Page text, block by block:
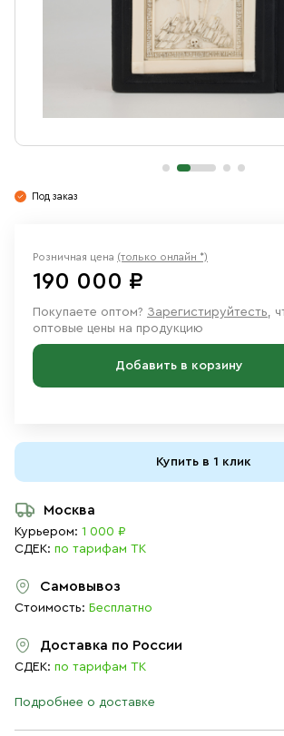
Ювелирные изделия
Под заказ
Розничная цена (только онлайн *)
190 000 ₽
Покупаете оптом? Зарегистируйтесть,
оптовые цены на продукцию
Добавить в корзину
Купить в 1 клик
Москва
Курьером: 1 000 ₽
СДЕК: по тарифам ТК
Самовывоз
Стоимость: Бесплатно
Доставка по России
СДЕК: по тарифам ТК
Подробнее о доставке